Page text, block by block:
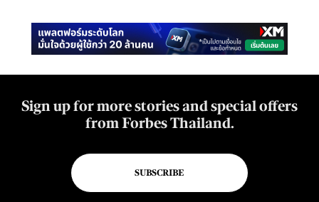
Sign up for more stories and special offers
from Forbes Thailand.
SUBSCRIBE